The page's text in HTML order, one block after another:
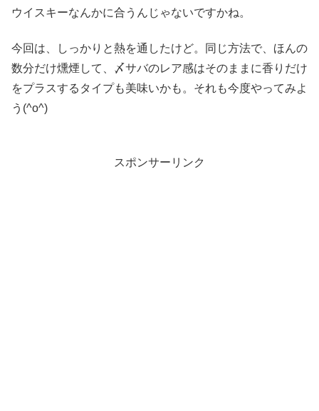
ウイスキーなんかに合うんじゃないですかね。
今回は、しっかりと熱を通したけど。同じ方法で、ほんの
数分だけ燻煙して、〆サバのレア感はそのままに香りだけ
をプラスするタイプも美味いかも。それも今度やってみよ
う(^o^)
スポンサーリンク